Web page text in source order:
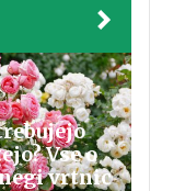
Vse o
vrtnic